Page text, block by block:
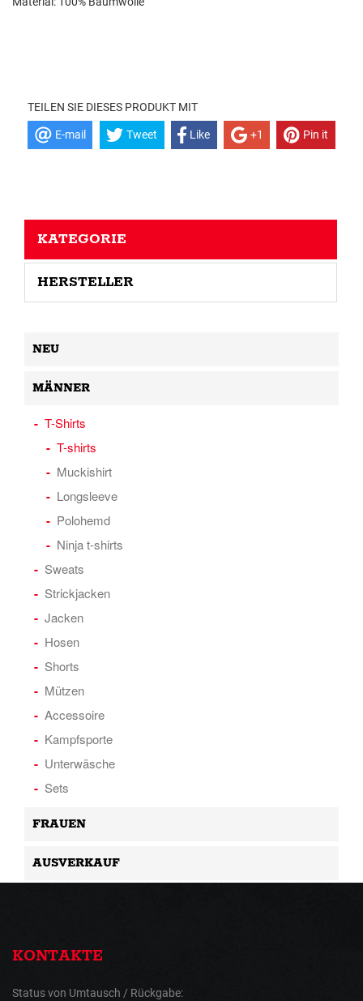
TEILEN SIE DIESES PRODUKT MIT
E-mail Tweet Like +1 Pin it
KATEGORIE
HERSTELLER
NEU
MÄNNER
T-Shirts
T-shirts
Muckishirt
Longsleeve
Polohemd
Ninja t-shirts
Sweats
Strickjacken
Jacken
Hosen
Shorts
Mützen
Accessoire
Kampfsporte
Unterwäsche
Sets
FRAUEN
AUSVERKAUF
KONTAKTE
Status von Umtausch / Rückgabe: